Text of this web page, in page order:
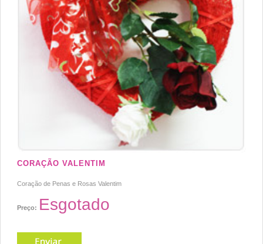
CORAÇÃO VALENTIM
Coração de Penas e Rosas Valentim
Preço: Esgotado